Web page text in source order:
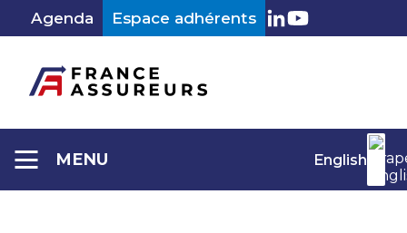
contenu
Agenda Espace adhérents LinkedIn
Youtube
MENU English